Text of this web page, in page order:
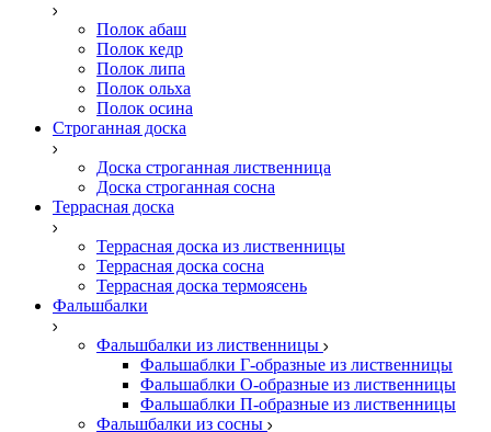
Полок абаш
Полок кедр
Полок липа
Полок ольха
Полок осина
Строганная доска
Доска строганная лиственница
Доска строганная сосна
Террасная доска
Террасная доска из лиственницы
Террасная доска сосна
Террасная доска термоясень
Фальшбалки
Фальшбалки из лиственницы
Фальшаблки Г-образные из лиственницы
Фальшаблки О-образные из лиственницы
Фальшаблки П-образные из лиственницы
Фальшбалки из сосны